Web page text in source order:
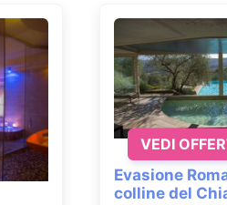
Evasione
colline del
VEDI